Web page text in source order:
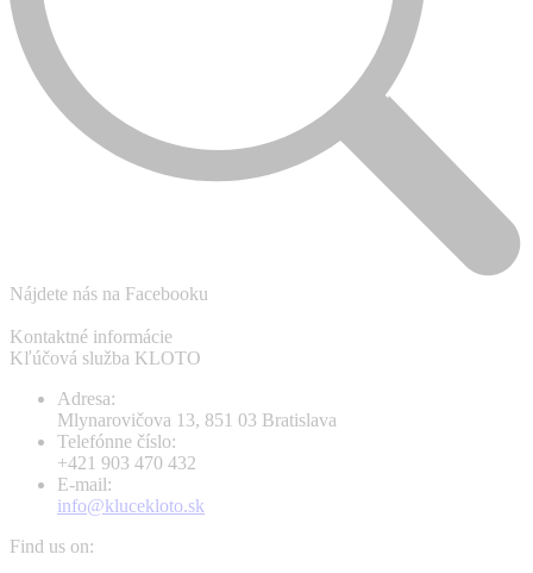
Nájdete nás na Facebooku
Kontaktné informácie
Kľúčová služba KLOTO
Adresa:
Mlynarovičova 13, 851 03 Bratislava
Telefónne číslo:
+421 903 470 432
E-mail:
info@klucekloto.sk
Find us on: